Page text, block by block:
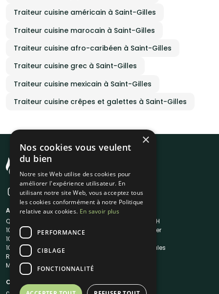
Traiteur cuisine américain à Saint-Gilles
Traiteur cuisine marocain à Saint-Gilles
Traiteur cuisine afro-caribéen à Saint-Gilles
Traiteur cuisine grec à Saint-Gilles
Traiteur cuisine mexicain à Saint-Gilles
Traiteur cuisine crêpes et galettes à Saint-Gilles
A propos
Qui sommes-nous ?
1001Salles
1001Salles PRO
1001DJ
Reserverunbar
MP2
Liens utiles
Traiteur en 48H
Nous contacter
Mentions légales
Contacts
×
Nos cookies vous veulent
du bien
Notre site Web utilise des cookies pour
améliorer l'expérience utilisateur. En
utilisant notre site Web, vous acceptez tous
les cookies conformément à notre Politique
relative aux cookies. En savoir plus
PERFORMANCE
CIBLAGE
FONCTIONNALITÉ